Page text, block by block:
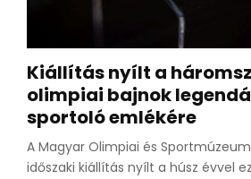
Kiállítás nyílt a
olimpiai bajnok
sportoló emlékére
A Magyar Olimpiai és
időszaki kiállítás nyílt a húsz évvel